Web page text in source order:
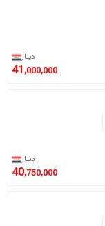
دينار
41,000,000
دينار
40,750,000